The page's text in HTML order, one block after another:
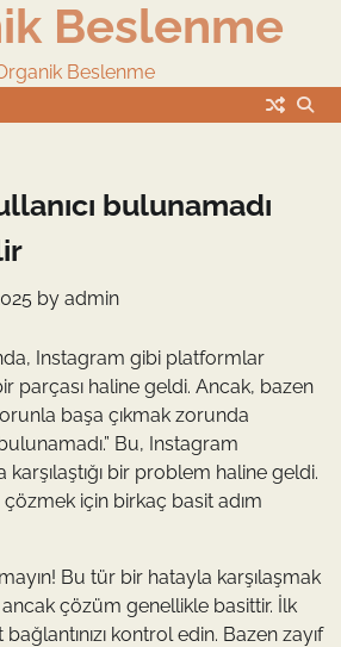
Beslenme
Beslenme
bulunamadı
by admin
Instagram gibi platformlar
parçası haline geldi. Ancak, bazen
başa çıkmak zorunda
Bu, Instagram
karşılaştığı bir problem haline geldi.
için birkaç basit adım
Bu tür bir hatayla karşılaşmak
çözüm genellikle basittir. İlk
kontrol edin. Bazen zayıf